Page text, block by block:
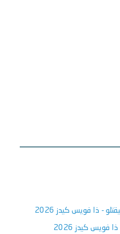
- ذا فويس كيدز 2026
فويس كيدز 2026